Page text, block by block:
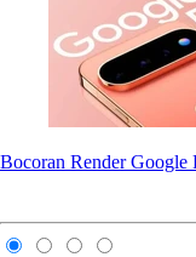
Bocoran Render Google